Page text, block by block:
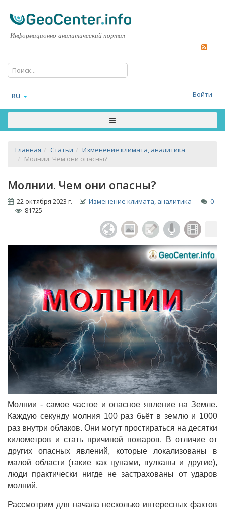
Информационно-аналитический портал
RU Войти
Главная Статьи
Изменение климата, аналитика
Молнии. Чем они опасны?
Молнии. Чем они опасны?
22 октября 2023 г. Изменение климата, аналитика
0
81725
Молнии - самое частое и опасное явление на Земле.
Каждую секунду молния 100 раз бьёт в землю и 1000
раз внутри облаков. Они могут простираться на десятки
километров и стать причиной пожаров. В отличие от
других опасных явлений, которые локализованы в
малой области (такие как цунами, вулканы и другие),
люди практически нигде не застрахованы от ударов
молний.
Рассмотрим для начала несколько интересных фактов